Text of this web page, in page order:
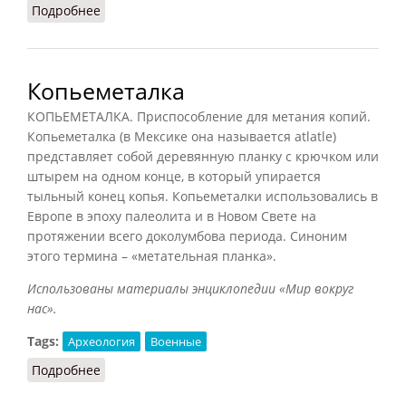
Подробнее
Копьеметалка
КОПЬЕМЕТАЛКА. Приспособление для метания копий.
Копьеметалка (в Мексике она называется atlatle)
представляет собой деревянную планку с крючком или
штырем на одном конце, в который упирается
тыльный конец копья. Копьеметалки использовались в
Европе в эпоху палеолита и в Новом Свете на
протяжении всего доколумбова периода. Синоним
этого термина – «метательная планка».
Использованы материалы энциклопедии «Мир вокруг
нас».
Tags:
Археология Военные
Подробнее